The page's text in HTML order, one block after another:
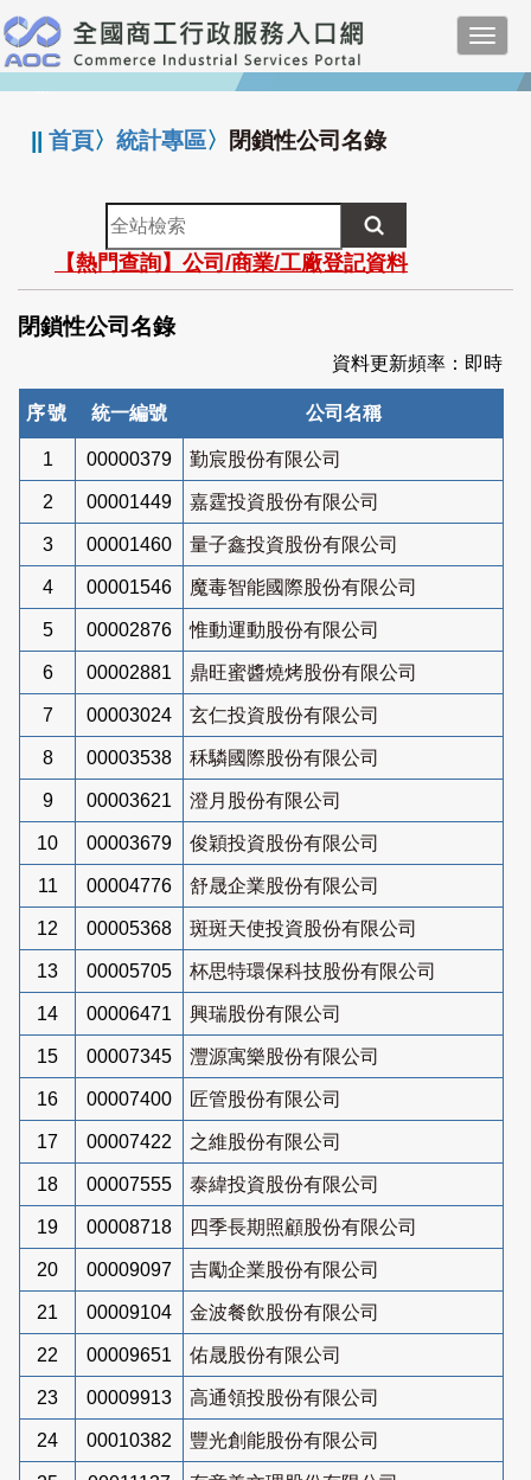
跳
到
主
要
:::
||首頁〉統計專區〉 閉鎖性公司名錄
全
站
檢
索
【熱門查詢】公司/商業/工廠登記資料
閉鎖性公司名錄
資料更新頻率：即時
序號 統一編號 公司名稱
1 00000379 勤宸股份有限公司
2 00001449 嘉霆投資股份有限公司
3 00001460 量子鑫投資股份有限公司
4 00001546 魔毒智能國際股份有限公司
5 00002876 惟動運動股份有限公司
6 00002881 鼎旺蜜醬燒烤股份有限公司
7 00003024 玄仁投資股份有限公司
8 00003538 秝驎國際股份有限公司
9 00003621 澄月股份有限公司
10 00003679 俊穎投資股份有限公司
11 00004776 舒晟企業股份有限公司
12 00005368 斑斑天使投資股份有限公司
13 00005705 杯思特環保科技股份有限公司
14 00006471 興瑞股份有限公司
15 00007345 灃源寓樂股份有限公司
16 00007400 匠管股份有限公司
17 00007422 之維股份有限公司
18 00007555 泰緯投資股份有限公司
19 00008718 四季長期照顧股份有限公司
20 00009097 吉勵企業股份有限公司
21 00009104 金波餐飲股份有限公司
22 00009651 佑晟股份有限公司
23 00009913 高通領投股份有限公司
24 00010382 豐光創能股份有限公司